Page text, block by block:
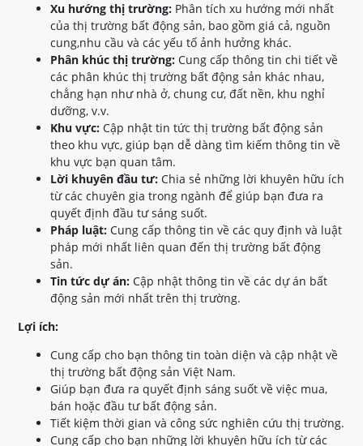
Xu hướng thị trường: Phân tích xu hướng mới nhất
của thị trường bất động sản, bao gồm giá cả, nguồn
cung,nhu cầu và các yếu tố ảnh hưởng khác.
Phân khúc thị trường: Cung cấp thông tin chi tiết về
các phân khúc thị trường bất động sản khác nhau,
chẳng hạn như nhà ở, chung cư, đất nền, khu nghỉ
dưỡng, v.v.
Khu vực: Cập nhật tin tức thị trường bất động sản
theo khu vực, giúp bạn dễ dàng tìm kiếm thông tin về
khu vực bạn quan tâm.
Lời khuyên đầu tư: Chia sẻ những lời khuyên hữu ích
từ các chuyên gia trong ngành để giúp bạn đưa ra
quyết định đầu tư sáng suốt.
Pháp luật: Cung cấp thông tin về các quy định và luật
pháp mới nhất liên quan đến thị trường bất động
sản.
Tin tức dự án: Cập nhật thông tin về các dự án bất
động sản mới nhất trên thị trường.
Lợi ích:
Cung cấp cho bạn thông tin toàn diện và cập nhật về
thị trường bất động sản Việt Nam.
Giúp bạn đưa ra quyết định sáng suốt về việc mua,
bán hoặc đầu tư bất động sản.
Tiết kiệm thời gian và công sức nghiên cứu thị trường.
Cung cấp cho bạn những lời khuyên hữu ích từ các